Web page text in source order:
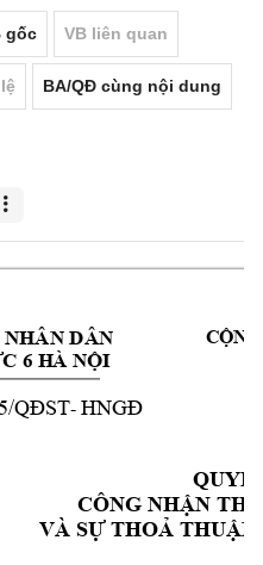
gốc VB liên quan
BA/QĐ cùng nội dung
DÂN
6 HÀ NỘI
/QĐST- HNGĐ
CÔNG NHẬN
VÀ SỰ THOẢ THUẬN